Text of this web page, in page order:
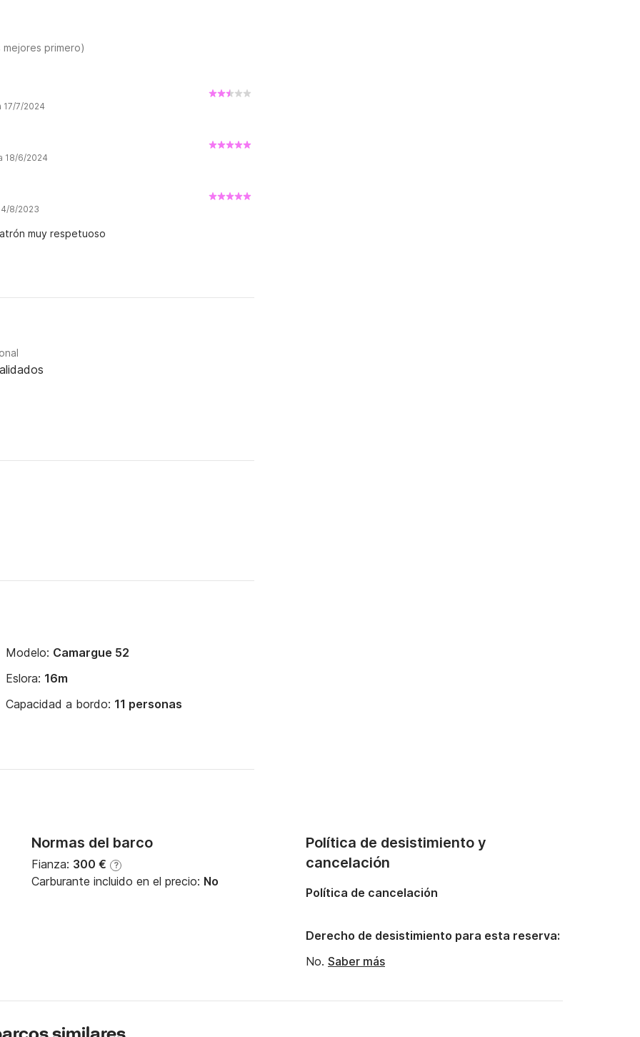
primero)
17/7/2024
18/6/2024
8/2023
muy respetuoso
Modelo: Camargue 52
Eslora: 16m
Capacidad a bordo: 11 personas
Normas del barco
Fianza: 300 € ?
Carburante incluido en el precio: No
Política de desistimiento y
cancelación
Política de cancelación
Derecho de desistimiento para esta reserva:
No. Saber más